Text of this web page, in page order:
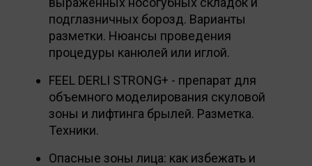
подглазничных борозд. Варианты
разметки. Нюансы проведения
процедуры канюлей или иглой.
FEEL DERLI STRONG+ - препарат для
объемного моделирования скуловой
зоны и лифтинга брылей. Разметка.
Техники.
Опасные зоны лица: как избежать и